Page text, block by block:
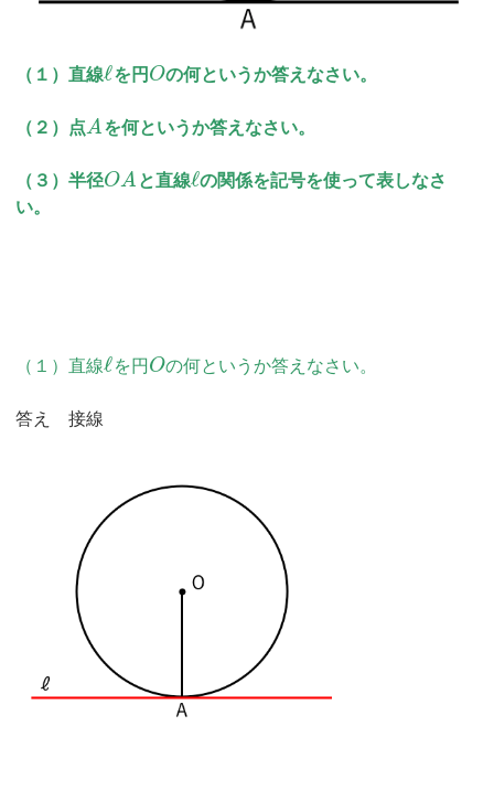
（１）直線ℓを円 Oの何というか答えなさい。
（２）点A を何というか答えなさい。
（３）半径OA と直線ℓの関係を記号を使って表しなさ
い。
（１）直線ℓを円 Oの何というか答えなさい。
答え 接線